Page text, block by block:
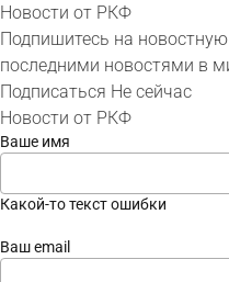
Новости от РКФ
Подпишитесь на
последними новостями в
Подписаться Не сейчас
Новости от РКФ
Ваше имя
Какой-то текст ошибки
Ваш email